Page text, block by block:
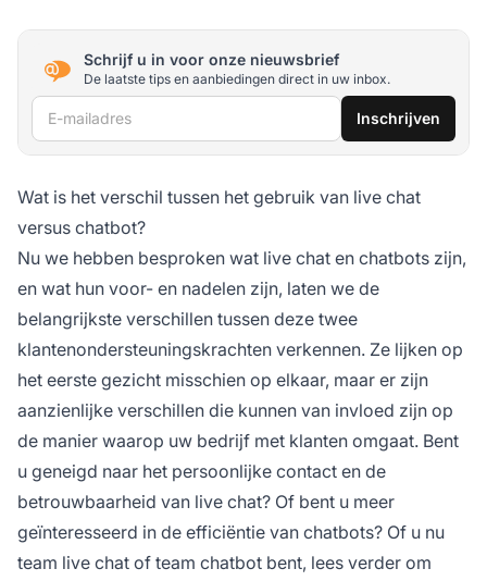
Schrijf u in voor onze nieuwsbrief
De laatste tips en aanbiedingen direct in uw inbox.
E-mailadres Inschrijven
Wat is het verschil tussen het gebruik van live chat
versus chatbot?
Nu we hebben besproken wat live chat en chatbots zijn,
en wat hun voor- en nadelen zijn, laten we de
belangrijkste verschillen tussen deze twee
klantenondersteuningskrachten verkennen. Ze lijken op
het eerste gezicht misschien op elkaar, maar er zijn
aanzienlijke verschillen die kunnen van invloed zijn op
de manier waarop uw bedrijf met klanten omgaat. Bent
u geneigd naar het persoonlijke contact en de
betrouwbaarheid van live chat? Of bent u meer
geïnteresseerd in de efficiëntie van chatbots? Of u nu
team live chat of team chatbot bent, lees verder om